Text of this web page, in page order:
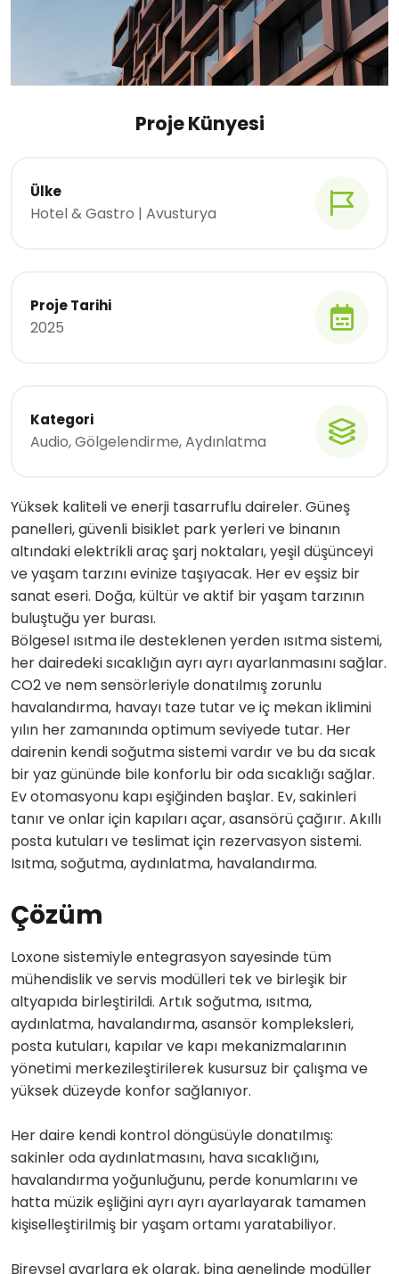
Proje Künyesi
Ülke
Hotel & Gastro | Avusturya
Proje Tarihi
2025
Kategori
Audio, Gölgelendirme, Aydınlatma
Yüksek kaliteli ve enerji tasarruflu daireler. Güneş
panelleri, güvenli bisiklet park yerleri ve binanın
altındaki elektrikli araç şarj noktaları, yeşil düşünceyi
ve yaşam tarzını evinize taşıyacak. Her ev eşsiz bir
sanat eseri. Doğa, kültür ve aktif bir yaşam tarzının
buluştuğu yer burası.
Bölgesel ısıtma ile desteklenen yerden ısıtma sistemi,
her dairedeki sıcaklığın ayrı ayrı ayarlanmasını sağlar.
CO2 ve nem sensörleriyle donatılmış zorunlu
havalandırma, havayı taze tutar ve iç mekan iklimini
yılın her zamanında optimum seviyede tutar. Her
dairenin kendi soğutma sistemi vardır ve bu da sıcak
bir yaz gününde bile konforlu bir oda sıcaklığı sağlar.
Ev otomasyonu kapı eşiğinden başlar. Ev, sakinleri
tanır ve onlar için kapıları açar, asansörü çağırır. Akıllı
posta kutuları ve teslimat için rezervasyon sistemi.
Isıtma, soğutma, aydınlatma, havalandırma.
Çözüm
Loxone sistemiyle entegrasyon sayesinde tüm
mühendislik ve servis modülleri tek ve birleşik bir
altyapıda birleştirildi. Artık soğutma, ısıtma,
aydınlatma, havalandırma, asansör kompleksleri,
posta kutuları, kapılar ve kapı mekanizmalarının
yönetimi merkezileştirilerek kusursuz bir çalışma ve
yüksek düzeyde konfor sağlanıyor.
Her daire kendi kontrol döngüsüyle donatılmış:
sakinler oda aydınlatmasını, hava sıcaklığını,
havalandırma yoğunluğunu, perde konumlarını ve
hatta müzik eşliğini ayrı ayrı ayarlayarak tamamen
kişiselleştirilmiş bir yaşam ortamı yaratabiliyor.
Bireysel ayarlara ek olarak, bina genelinde modüller